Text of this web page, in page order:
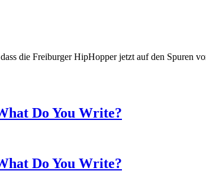
die Freiburger HipHopper jetzt auf den Spuren
Do You Write?
Do You Write?